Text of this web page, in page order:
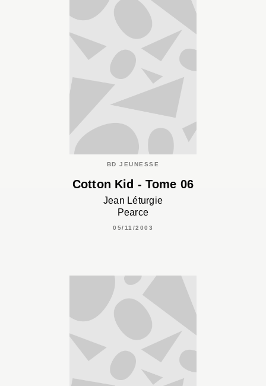
BD JEUNESSE
Cotton Kid - Tome 06
Jean Léturgie
Pearce
05/11/2003